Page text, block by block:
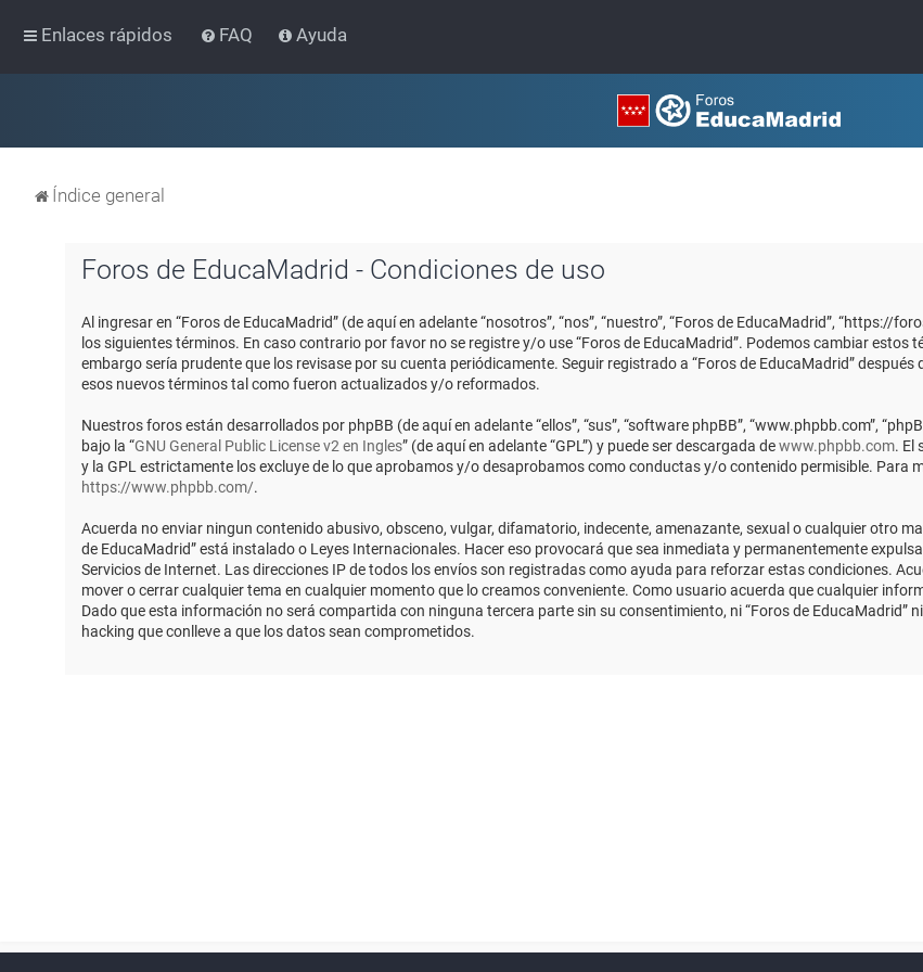
Enlaces rápidos FAQ Ayuda
Índice general
Foros de EducaMadrid - Condiciones de uso
Al ingresar en “Foros de EducaMadrid” (de aquí en adelante “nosotros”, “nos”, “nuestro”, “Foros de EducaMadrid”, “https://
los siguientes términos. En caso contrario por favor no se registre y/o use “Foros de EducaMadrid”. Podemos cambiar
embargo sería prudente que los revisase por su cuenta periódicamente. Seguir registrado a “Foros de EducaMadrid”
esos nuevos términos tal como fueron actualizados y/o reformados.
Nuestros foros están desarrollados por phpBB (de aquí en adelante “ellos”, “sus”, “software phpBB”, “www.phpbb.com”,
bajo la “GNU General Public License v2 en Ingles” (de aquí en adelante “GPL”) y puede ser descargada dewww.phpbb.com. El
y la GPL estrictamente los excluye de lo que aprobamos y/o desaprobamos como conductas y/o contenido permisible. Para
https://www.phpbb.com/.
Acuerda no enviar ningun contenido abusivo, obsceno, vulgar, difamatorio, indecente, amenazante, sexual o cualquier otro
de EducaMadrid” está instalado o Leyes Internacionales. Hacer eso provocará que sea inmediata y permanentemente
Servicios de Internet. Las direcciones IP de todos los envíos son registradas como ayuda para reforzar estas condiciones.
mover o cerrar cualquier tema en cualquier momento que lo creamos conveniente. Como usuario acuerda que cualquier
Dado que esta información no será compartida con ninguna tercera parte sin su consentimiento, ni “Foros de
hacking que conlleve a que los datos sean comprometidos.